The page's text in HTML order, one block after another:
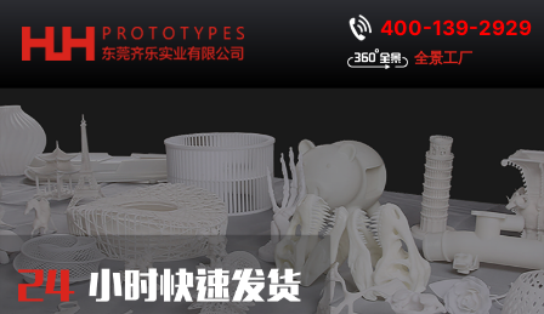
400-139-2929
全景工厂